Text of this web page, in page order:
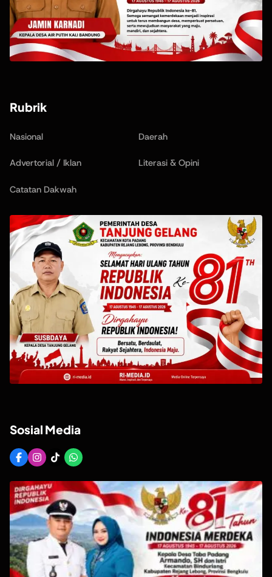
Rubrik
Nasional Daerah
Advertorial / Iklan Literasi & Opini
Catatan Dakwah
Sosial Media